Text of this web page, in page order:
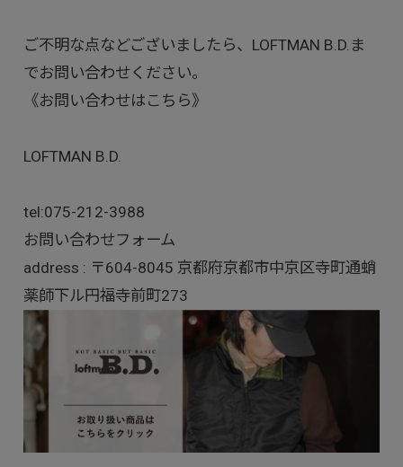
ご不明な点などございましたら、LOFTMAN B.D.ま
でお問い合わせください。
《お問い合わせはこちら》
LOFTMAN B.D.
tel:075-212-3988
お問い合わせフォーム
address : 〒604-8045 京都府京都市中京区寺町通蛸
薬師下ル円福寺前町273